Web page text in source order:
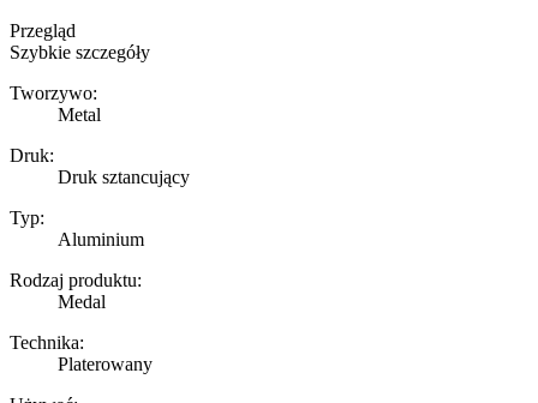
Przegląd
Szybkie szczegóły
Tworzywo:
Metal
Druk:
Druk sztancujący
Typ:
Aluminium
Rodzaj produktu:
Medal
Technika:
Platerowany